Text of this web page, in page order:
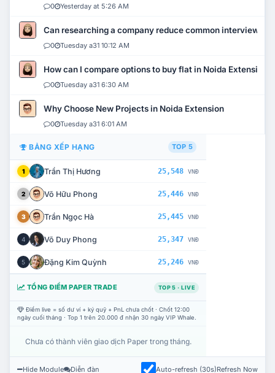
0 Yesterday at 5:26 AM
Can researching a company reduce common interview
0 Tuesday a31 10:12 AM
How can I compare options to buy flat in Noida Extension?
0 Tuesday a31 6:30 AM
Why Choose New Projects in Noida Extension
0 Tuesday a31 6:01 AM
BẢNG XẾP HẠNG TOP 5
1 Trần Thị Hương 25,548 VNĐ
2 Võ Hữu Phong 25,446 VNĐ
3 Trần Ngọc Hà 25,445 VNĐ
4 Võ Duy Phong 25,347 VNĐ
5 Đặng Kim Quỳnh 25,246 VNĐ
TỔNG ĐIỂM PAPER TRADE TOP 5 · LIVE
Điểm live = số dư ví + ký quỹ + PnL chưa chốt · Chốt 12:00
ngày cuối tháng · Top 1 trên 20.000 đ nhận 30 ngày VIP Whale.
Chưa có thành viên giao dịch Paper trong tháng.
Hide Module Diễn đàn Auto-refresh (30s)Refresh Now